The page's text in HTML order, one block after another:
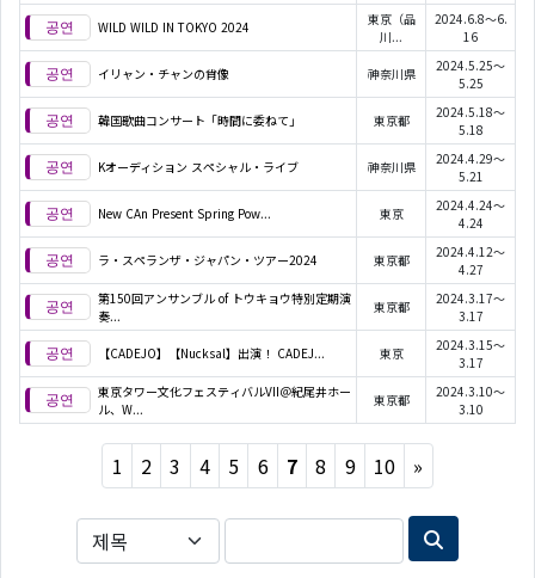
WILD WILD IN TOKYO 2024
東京（品
川...
2024.6.8～6.
16
イリャン・チャンの肖像 神奈川県
2024.5.25～
5.25
韓国歌曲コンサート「時間に委ねて」 東京都
2024.5.18～
5.18
Kオーディション スペシャル・ライブ 神奈川県
2024.4.29～
5.21
New CAn Present Spring Pow... 東京
2024.4.24～
4.24
ラ・スペランザ・ジャパン・ツアー2024 東京都
2024.4.12～
4.27
第150回アンサンブル of トウキョウ特別定期演
奏...
東京都
2024.3.17～
3.17
【CADEJO】【Nucksal】出演！ CADEJ... 東京
2024.3.15～
3.17
東京タワー文化フェスティバルVII＠紀尾井ホー
ル、W...
東京都
2024.3.10～
3.10
1 2 3 4 5 6 7 8 9 10 »